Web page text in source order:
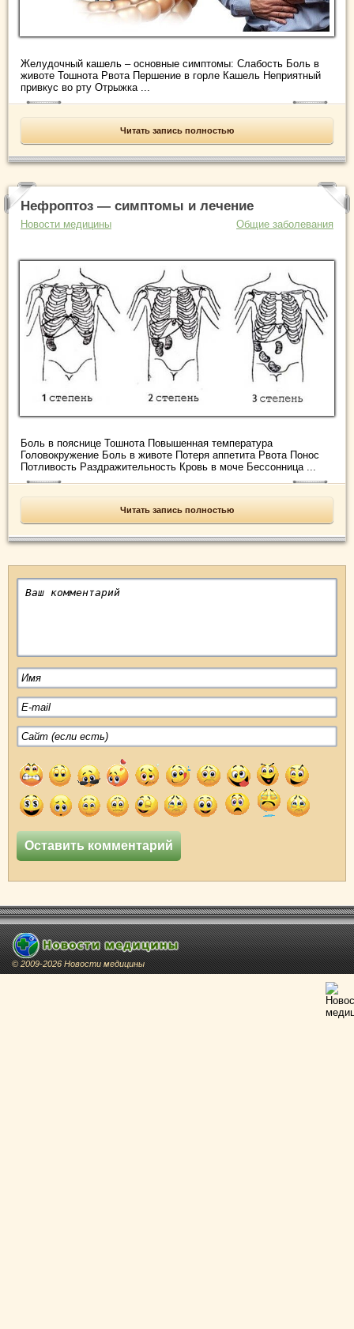
Желудочный кашель – основные симптомы: Слабость Боль в
животе Тошнота Рвота Першение в горле Кашель Неприятный
привкус во рту Отрыжка ...
Читать запись полностью
Нефроптоз — симптомы и лечение
Новости медицины Общие заболевания
Боль в пояснице Тошнота Повышенная температура
Головокружение Боль в животе Потеря аппетита Рвота Понос
Потливость Раздражительность Кровь в моче Бессонница ...
Читать запись полностью
© 2009-2026 Новости медицины